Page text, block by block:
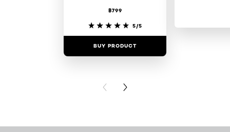
฿799
5/5
BUY PRODUCT
PREVIOUS CARD
NEXT CARD